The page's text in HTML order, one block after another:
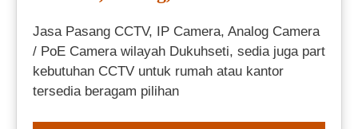
Jasa Pasang CCTV, IP Camera, Analog Camera
/ PoE Camera wilayah Dukuhseti, sedia juga part
kebutuhan CCTV untuk rumah atau kantor
tersedia beragam pilihan